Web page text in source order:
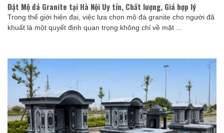
Đặt Mộ đá Granite tại Hà Nội Uy tín, Chất lượng, Giá hợp lý
Trong thế giới hiện đại, việc lựa chọn mộ đá granite cho người đã
khuất là một quyết định quan trọng không chỉ về mặt ...